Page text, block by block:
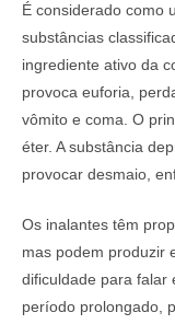
É considerado como
substâncias
ingrediente ativo da
provoca euforia,
vômito e coma. O
éter. A substância
provocar desmaio,
Os inalantes têm
mas podem produzir
dificuldade para falar
período prolongado,